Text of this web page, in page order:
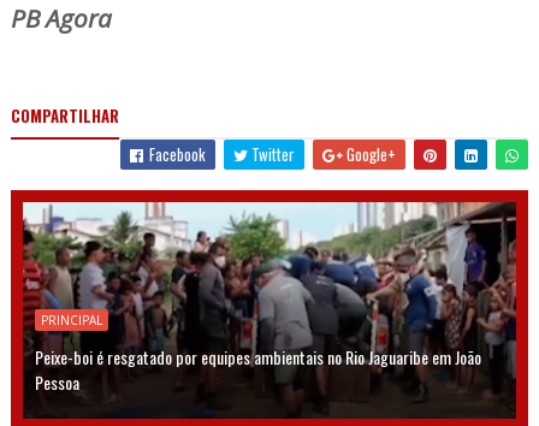
PB Agora
COMPARTILHAR
Facebook
Twitter Google+
PRINCIPAL
Peixe-boi é resgatado por equipes ambientais no Rio Jaguaribe em João
Pessoa